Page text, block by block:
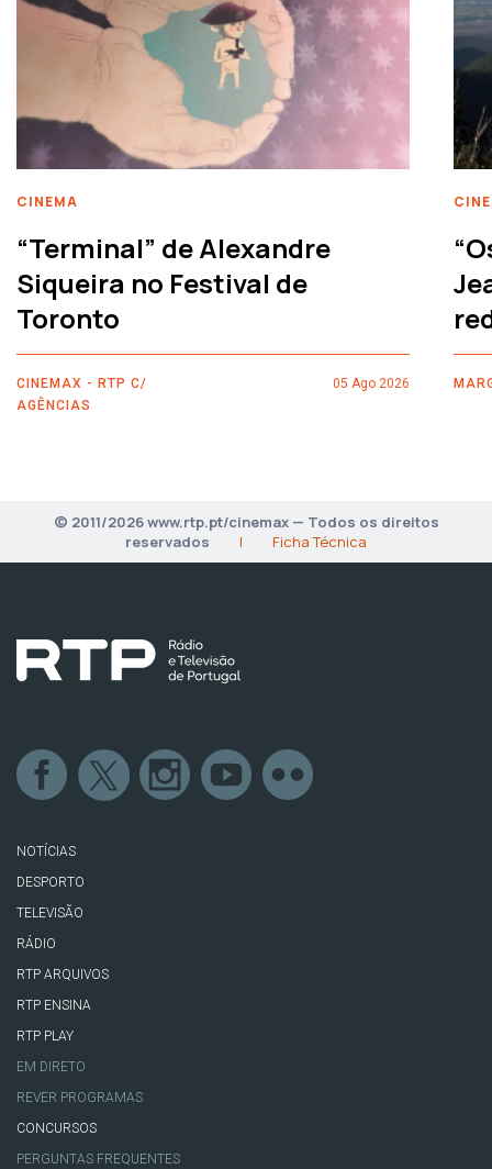
CINEMA
“Terminal” de Alexandre
Siqueira no Festival de
Toronto
CINEMAX - RTP C/
AGÊNCIAS
05 Ago 2026
© 2011/2026 www.rtp.pt/cinemax — Todos os direitos
reservados
| Ficha Técnica
NOTÍCIAS
DESPORTO
TELEVISÃO
RÁDIO
RTP ARQUIVOS
RTP ENSINA
RTP PLAY
EM DIRETO
REVER PROGRAMAS
CONCURSOS
PERGUNTAS FREQUENTES